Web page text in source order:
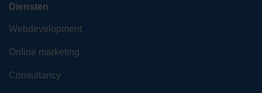
Diensten
Webdevelopment
Online marketing
Consultancy